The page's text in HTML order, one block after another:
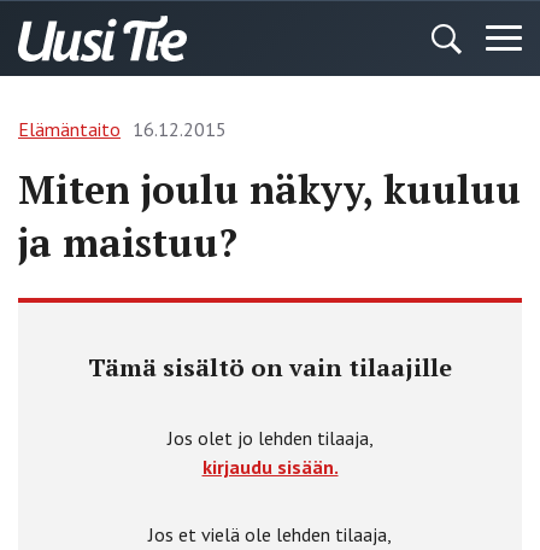
Elämäntaito 16.12.2015
Miten joulu näkyy, kuuluu
ja maistuu?
Tämä sisältö on vain tilaajille
Jos olet jo lehden tilaaja,
kirjaudu sisään.
Jos et vielä ole lehden tilaaja,